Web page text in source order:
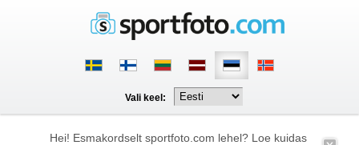
Vali keel:
Hei! Esmakordselt sportfoto.com lehel? Loe kuidas